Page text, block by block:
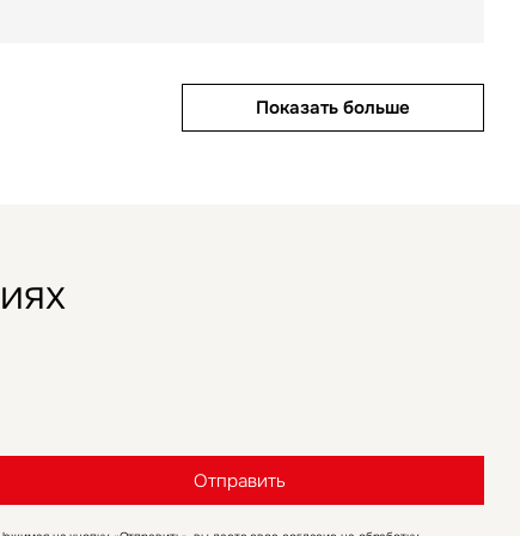
Показать больше
Показать больше
Отправить